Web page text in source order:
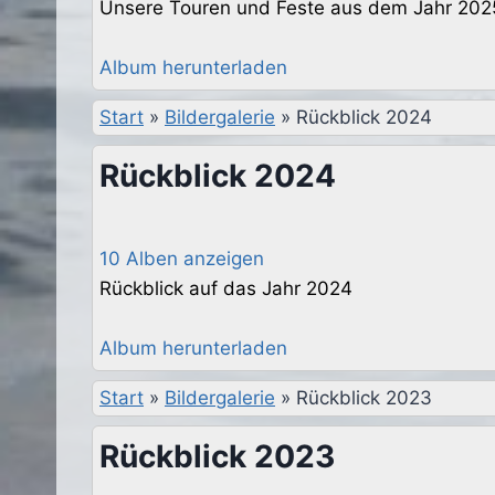
Unsere Touren und Feste aus dem Jahr
Album herunterladen
Start » Bildergalerie » Rückblick 2024
Rückblick 2024
10 Alben anzeigen
Rückblick auf das Jahr 2024
Album herunterladen
Start » Bildergalerie » Rückblick 2023
Rückblick 2023